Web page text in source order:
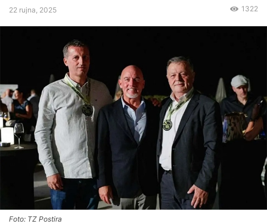
22 rujna, 2025 1322
Foto: TZ Postira